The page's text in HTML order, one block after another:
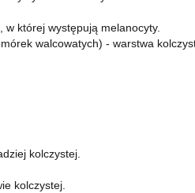
której występują melanocyty.
walcowatych) - warstwa
kolczystej.
kolczystej.